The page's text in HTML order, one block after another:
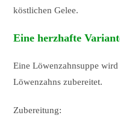
köstlichen Gelee.
Eine herzhafte
Eine Löwenzahnsuppe
Löwenzahns zubereitet.
Zubereitung: